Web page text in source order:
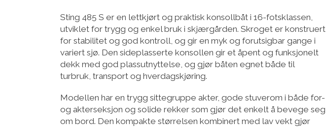
Sting 485 S er en lettkjørt og praktisk konsollbåt i 16-fotsklassen,
utviklet for trygg og enkel bruk i skjærgården. Skroget er konstruert
for stabilitet og god kontroll, og gir en myk og forutsigbar gange i
variert sjø. Den sideplasserte konsollen gir et åpent og funksjonelt
dekk med god plassutnyttelse, og gjør båten egnet både til
turbruk, transport og hverdagskjøring.
Modellen har en trygg sittegruppe akter, gode stuverom i både for-
og akterseksjon og solide rekker som gjør det enkelt å bevege seg
om bord. Den kompakte størrelsen kombinert med lav vekt gjør